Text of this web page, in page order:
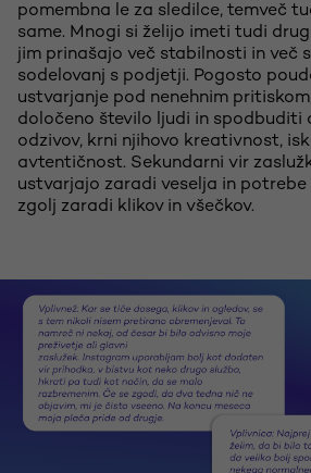
pomembna le za sledilce, temveč
same. Mnogi si želijo imeti tudi
jim prinašajo več stabilnosti in več
sodelovanj s podjetji. Pogosto
ustvarjanje pod nenehnim
določeno število ljudi in spodbuditi
odzivov, krni njihovo kreativnost,
avtentičnost. Sekundarni vir
ustvarjajo zaradi veselja in potrebe
zgolj zaradi klikov in všečkov.